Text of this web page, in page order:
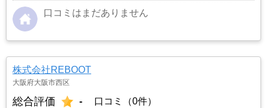
口コミはまだありません
株式会社REBOOT
大阪府大阪市西区
総合評価 - 口コミ（0件）